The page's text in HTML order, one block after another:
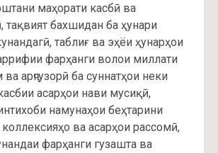
маҳорати касбӣ ва
тақвият бахшидан ба ҳунари
таблиғ ва эҳёи ҳунарҳои
фарҳанги волои миллати
ва арҷгузорӣ ба суннатҳои неки
асарҳои нави мусиқӣ,
намунаҳои беҳтарини
коллексияҳо ва асарҳои рассомӣ,
фарҳанги гузашта ва